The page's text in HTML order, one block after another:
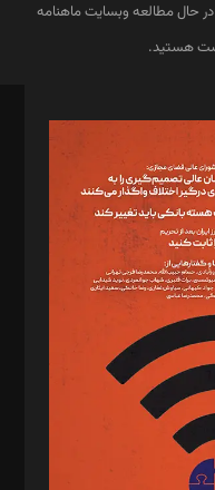
حال مطالعه وبسایت ماهنامه
هستید.
امان‌پور، سروش کرمیان،
فائزه فتحی